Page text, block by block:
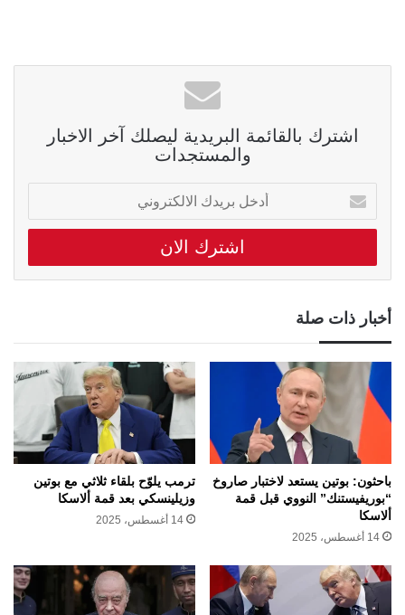
اشترك بالقائمة البريدية ليصلك آخر الاخبار
والمستجدات
أدخل
بريدك
الالكتروني
أخبار ذات صلة
باحثون: بوتين يستعد لاختبار صاروخ
“بوريفيستنك” النووي قبل قمة
ألاسكا
14 أغسطس، 2025
ترمب يلوّح بلقاء ثلاثي مع بوتين
وزيلينسكي بعد قمة ألاسكا
14 أغسطس، 2025